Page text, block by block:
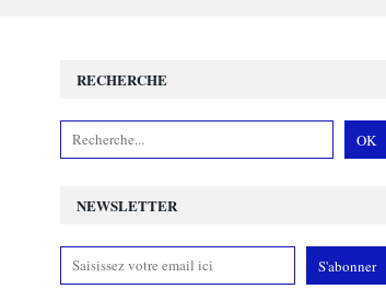
NEWSLETTER
RECHERCHE